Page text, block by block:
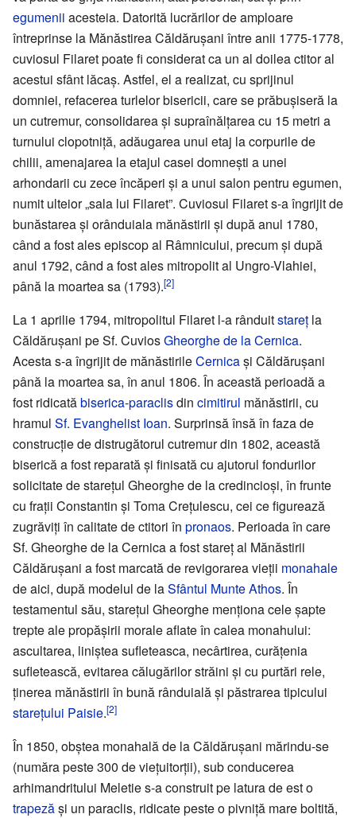
egumenii acesteia. Datorită lucrărilor de amploare
întreprinse la Mănăstirea Căldărușani între anii 1775-1778,
cuviosul Filaret poate fi considerat ca un al doilea ctitor al
acestui sfânt lăcaș. Astfel, el a realizat, cu sprijinul
domniei, refacerea turlelor bisericii, care se prăbușiseră la
un cutremur, consolidarea și supraînălțarea cu 15 metri a
turnului clopotniță, adăugarea unui etaj la corpurile de
chilii, amenajarea la etajul casei domnești a unei
arhondarii cu zece încăperi și a unui salon pentru egumen,
numit ulteior „sala lui Filaret”. Cuviosul Filaret s-a îngrijit de
bunăstarea și orânduiala mănăstirii și după anul 1780,
când a fost ales episcop al Râmnicului, precum și după
anul 1792, când a fost ales mitropolit al Ungro-Vlahiei,
până la moartea sa (1793).[2]
La 1 aprilie 1794, mitropolitul Filaret l-a rânduitstareț la
Căldărușani pe Sf. CuviosGheorghe de la Cernica.
Acesta s-a îngrijit de mănăstirileCernicași Căldărușani
până la moartea sa, în anul 1806. În această perioadă a
fost ridicatăbiserica-paraclisdin cimitirul mănăstirii, cu
hramul Sf. Evanghelist Ioan. Surprinsă însă în faza de
construcție de distrugătorul cutremur din 1802, această
biserică a fost reparată și finisată cu ajutorul fondurilor
solicitate de starețul Gheorghe de la credincioși, în frunte
cu frații Constantin și Toma Crețulescu, cei ce figurează
zugrăviți în calitate de ctitori în pronaos. Perioada în care
Sf. Gheorghe de la Cernica a fost stareț al Mănăstirii
Căldărușani a fost marcată de revigorarea vieții monahale
de aici, după modelul de laSfântul Munte Athos. În
testamentul său, starețul Gheorghe menționa cele șapte
trepte ale propășirii morale aflate în calea monahului:
ascultarea, liniștea sufleteasca, necârtirea, curățenia
sufletească, evitarea călugărilor străini și cu purtări rele,
ținerea mănăstirii în bună rânduială și păstrarea tipicului
starețului Paisie.[2]
În 1850, obștea monahală de la Căldărușani mărindu-se
(număra peste 300 de viețuitorții), sub conducerea
arhimandritului Meletie s-a construit pe latura de est o
trapezăși un paraclis, ridicate peste o pivniță mare boltită,